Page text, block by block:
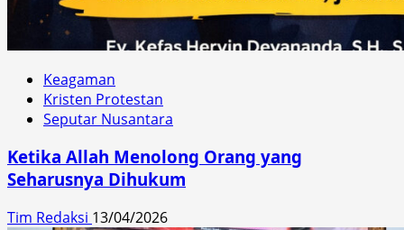
Keagaman
Kristen Protestan
Seputar Nusantara
Ketika Allah Menolong Orang yang
Seharusnya Dihukum
Tim Redaksi 13/04/2026